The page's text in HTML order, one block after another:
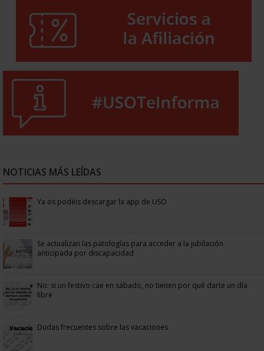
NOTICIAS MÁS LEÍDAS
Ya os podéis descargar la app de USO
Se actualizan las patologías para acceder a la jubilación
anticipada por discapacidad
No: si un festivo cae en sábado, no tienen por qué darte un día
libre
Dudas frecuentes sobre las vacaciones